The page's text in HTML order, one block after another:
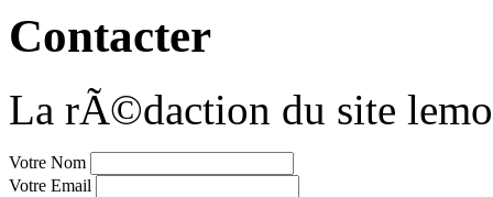
Contacter
La rÃ©daction du site
Votre Nom
Votre Email